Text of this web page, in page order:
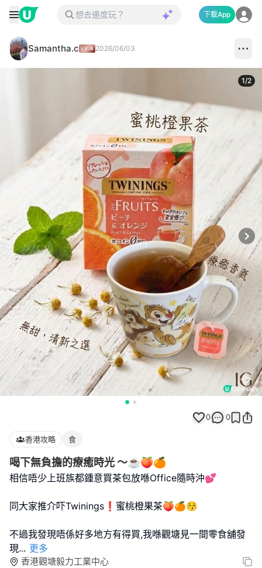
下載App
Samantha.c 2026/06/03
1/2
0 0
香港攻略 食
喝下無負擔的療癒時光 ～☕🍑🍊
相信唔少上班族都鍾意買茶包放喺Office隨時沖💕
同大家推介吓Twinings❗️蜜桃橙果茶🍑🍊😚
不過我發現唔係好多地方有得買,我喺觀塘見一間零食舖發
現... 更多
香港觀塘毅力工業中心